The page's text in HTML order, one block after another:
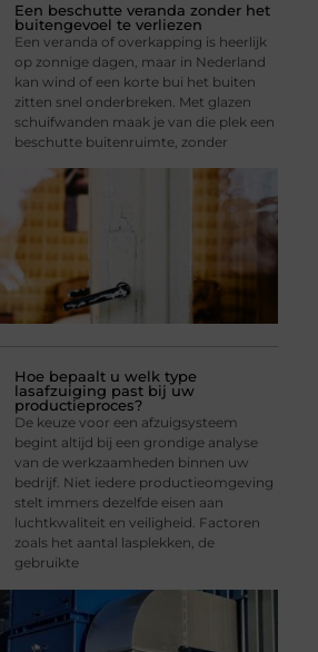
Een beschutte veranda zonder het
buitengevoel te verliezen
Een veranda of overkapping is heerlijk
op zonnige dagen, maar in Nederland
kan wind of een korte bui het buiten
zitten snel onderbreken. Met glazen
schuifwanden maak je van die plek een
beschutte buitenruimte, zonder
Hoe bepaalt u welk type
lasafzuiging past bij uw
productieproces?
De keuze voor een afzuigsysteem
begint altijd bij een grondige analyse
van de werkzaamheden binnen uw
bedrijf. Niet iedere productieomgeving
stelt immers dezelfde eisen aan
luchtkwaliteit en veiligheid. Factoren
zoals het aantal lasplekken, de
gebruikte